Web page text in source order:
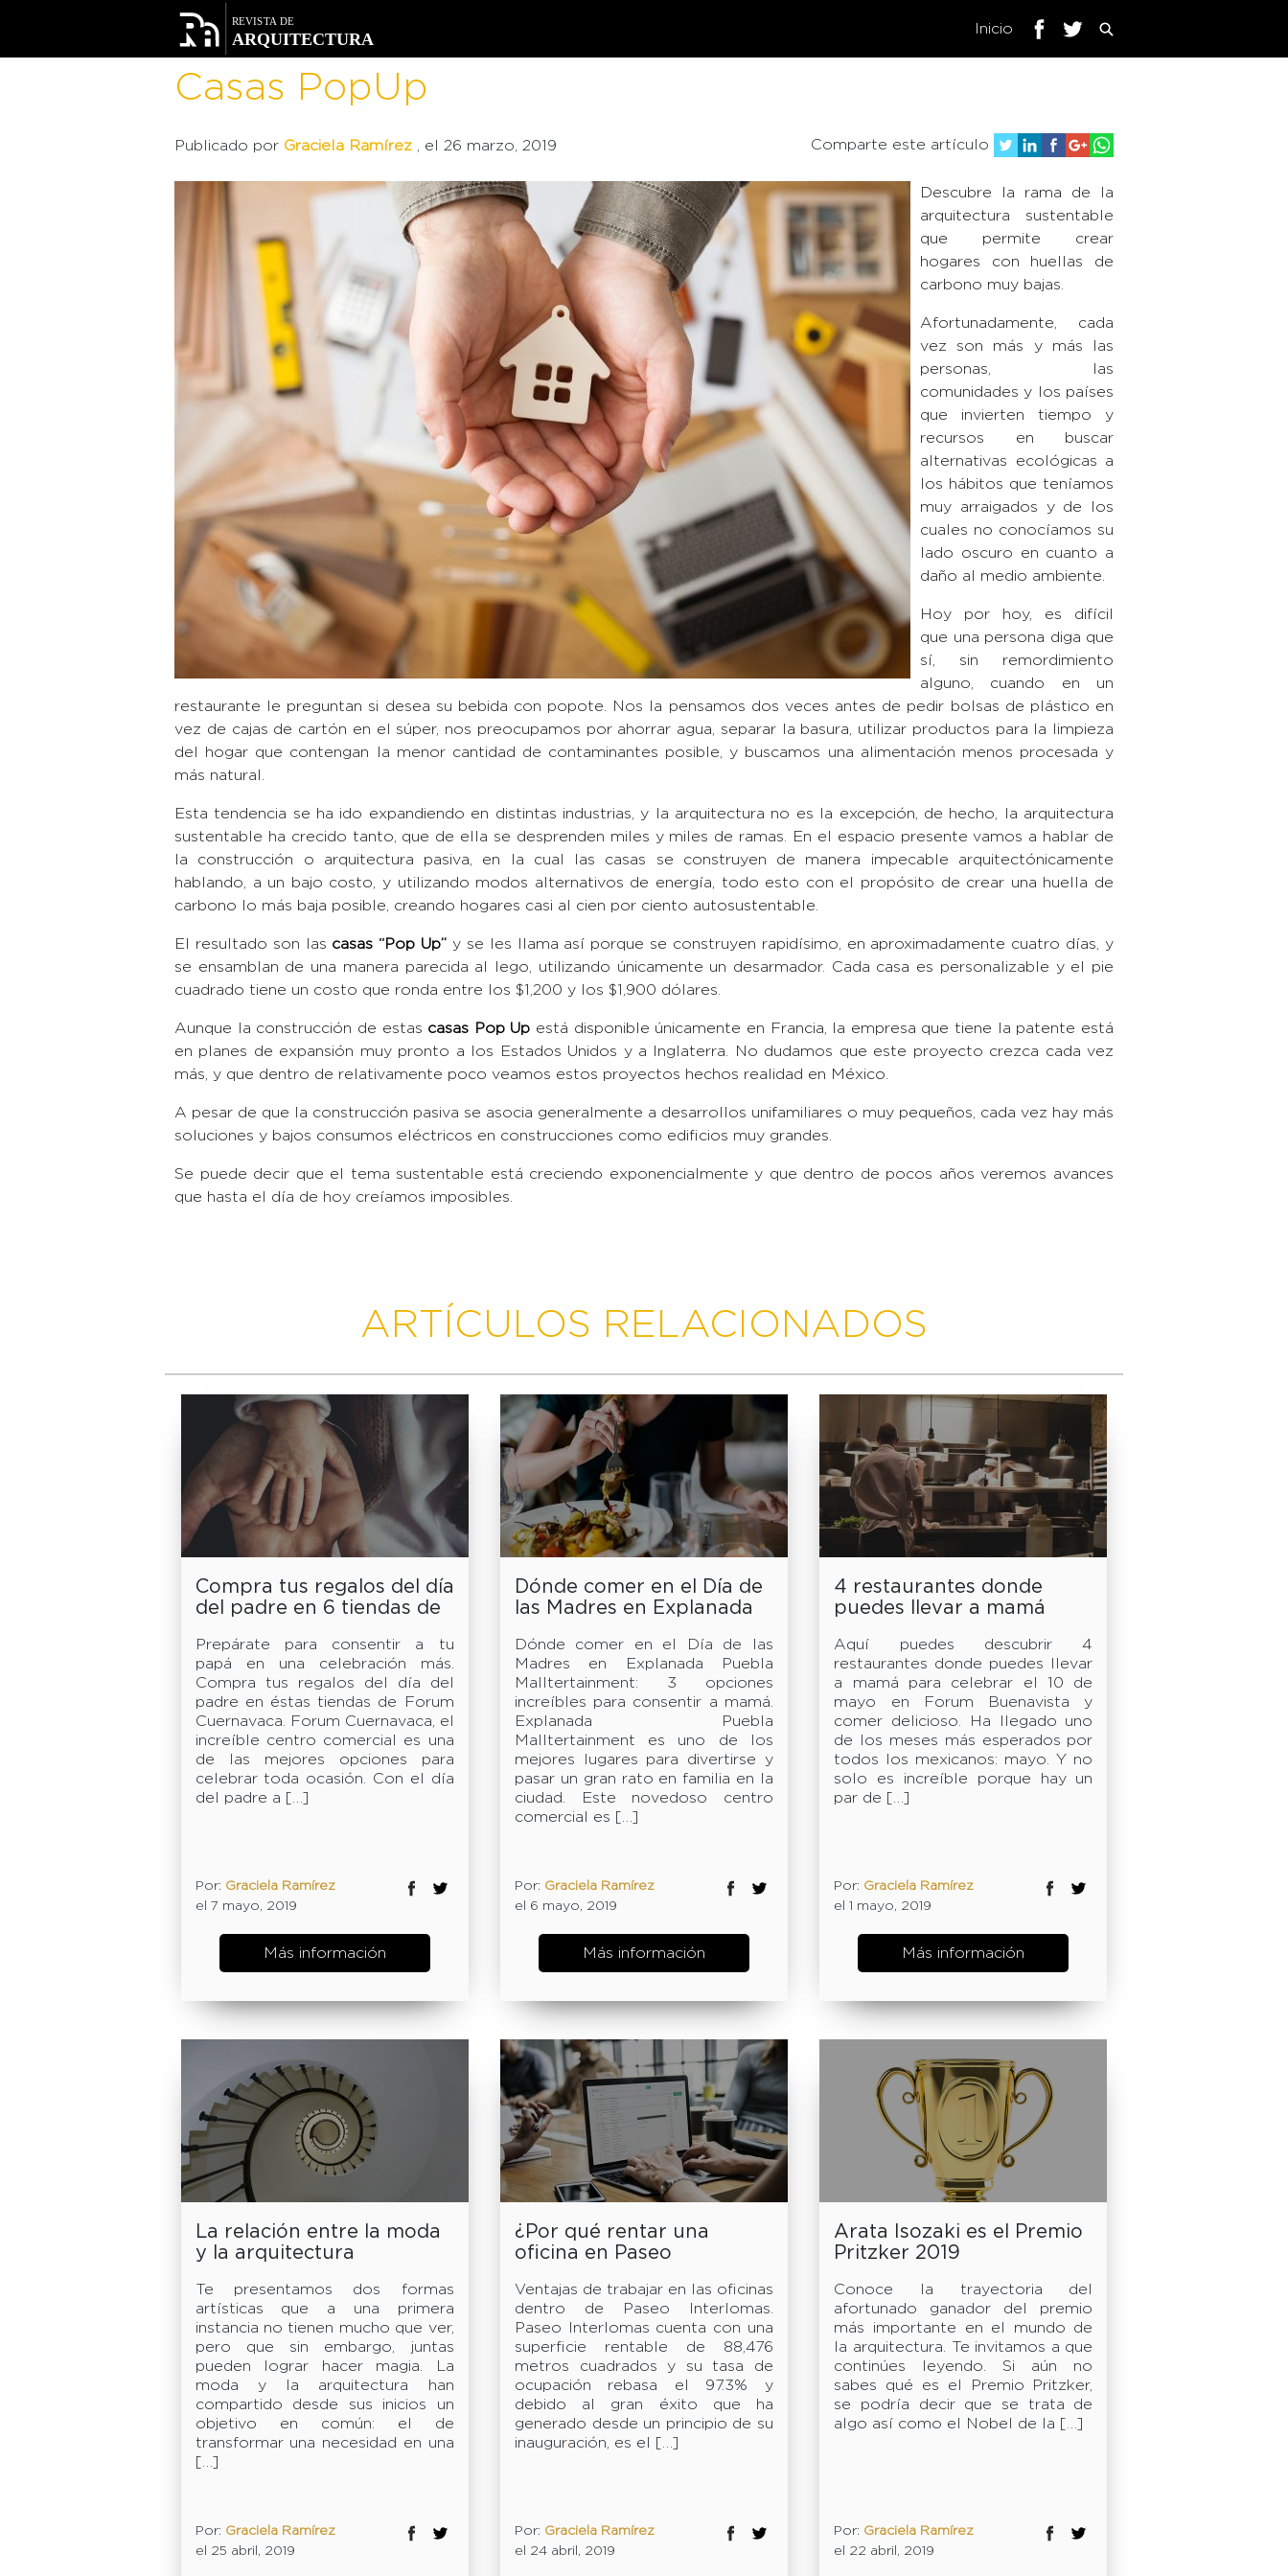
Inicio
Casas PopUp
Publicado por Graciela Ramírez , el 26 marzo, 2019 Comparte este artículo
Descubre la rama de la
arquitectura sustentable
que permite crear
hogares con huellas de
carbono muy bajas.
Afortunadamente, cada
vez son más y más las
personas, las
comunidades y los países
que invierten tiempo y
recursos en buscar
alternativas ecológicas a
los hábitos que teníamos
muy arraigados y de los
cuales no conocíamos su
lado oscuro en cuanto a
daño al medio ambiente.
Hoy por hoy, es difícil
que una persona diga que
sí, sin remordimiento
alguno, cuando en un
restaurante le preguntan si desea su bebida con popote. Nos la pensamos dos veces antes de pedir bolsas de plástico en
vez de cajas de cartón en el súper, nos preocupamos por ahorrar agua, separar la basura, utilizar productos para la limpieza
del hogar que contengan la menor cantidad de contaminantes posible, y buscamos una alimentación menos procesada y
más natural.
Esta tendencia se ha ido expandiendo en distintas industrias, y la arquitectura no es la excepción, de hecho, la arquitectura
sustentable ha crecido tanto, que de ella se desprenden miles y miles de ramas. En el espacio presente vamos a hablar de
la construcción o arquitectura pasiva, en la cual las casas se construyen de manera impecable arquitectónicamente
hablando, a un bajo costo, y utilizando modos alternativos de energía, todo esto con el propósito de crear una huella de
carbono lo más baja posible, creando hogares casi al cien por ciento autosustentable.
El resultado son las casas “Pop Up” y se les llama así porque se construyen rapidísimo, en aproximadamente cuatro días, y
se ensamblan de una manera parecida al lego, utilizando únicamente un desarmador. Cada casa es personalizable y el pie
cuadrado tiene un costo que ronda entre los $1,200 y los $1,900 dólares.
Aunque la construcción de estas casas Pop Up está disponible únicamente en Francia, la empresa que tiene la patente está
en planes de expansión muy pronto a los Estados Unidos y a Inglaterra. No dudamos que este proyecto crezca cada vez
más, y que dentro de relativamente poco veamos estos proyectos hechos realidad en México.
A pesar de que la construcción pasiva se asocia generalmente a desarrollos unifamiliares o muy pequeños, cada vez hay más
soluciones y bajos consumos eléctricos en construcciones como edificios muy grandes.
Se puede decir que el tema sustentable está creciendo exponencialmente y que dentro de pocos años veremos avances
que hasta el día de hoy creíamos imposibles.
ARTÍCULOS RELACIONADOS
Compra tus regalos del día
del padre en 6 tiendas de
Prepárate para consentir a tu
papá en una celebración más.
Compra tus regalos del día del
padre en éstas tiendas de Forum
Cuernavaca. Forum Cuernavaca, el
increíble centro comercial es una
de las mejores opciones para
celebrar toda ocasión. Con el día
del padre a […]
Por: Graciela Ramírez
el 7 mayo, 2019
Más información
Dónde comer en el Día de
las Madres en Explanada
Dónde comer en el Día de las
Madres en Explanada Puebla
Malltertainment: 3 opciones
increíbles para consentir a mamá.
Explanada Puebla
Malltertainment es uno de los
mejores lugares para divertirse y
pasar un gran rato en familia en la
ciudad. Este novedoso centro
comercial es […]
Por: Graciela Ramírez
el 6 mayo, 2019
Más información
4 restaurantes donde
puedes llevar a mamá
mayo Forum Buenavista
Aquí puedes descubrir 4
restaurantes donde puedes llevar
a mamá para celebrar el 10 de
mayo en Forum Buenavista y
comer delicioso. Ha llegado uno
de los meses más esperados por
todos los mexicanos: mayo. Y no
solo es increíble porque hay un
par de […]
Por: Graciela Ramírez
el 1 mayo, 2019
Más información
La relación entre la moda
y la arquitectura
Te presentamos dos formas
artísticas que a una primera
instancia no tienen mucho que ver,
pero que sin embargo, juntas
pueden lograr hacer magia. La
moda y la arquitectura han
compartido desde sus inicios un
objetivo en común: el de
transformar una necesidad en una
[…]
Por: Graciela Ramírez
el 25 abril, 2019
¿Por qué rentar una
oficina en Paseo
Ventajas de trabajar en las oficinas
dentro de Paseo Interlomas.
Paseo Interlomas cuenta con una
superficie rentable de 88,476
metros cuadrados y su tasa de
ocupación rebasa el 97.3% y
debido al gran éxito que ha
generado desde un principio de su
inauguración, es el […]
Por: Graciela Ramírez
el 24 abril, 2019
Arata Isozaki es el Premio
Pritzker 2019
Conoce la trayectoria del
afortunado ganador del premio
más importante en el mundo de
la arquitectura. Te invitamos a que
continúes leyendo. Si aún no
sabes qué es el Premio Pritzker,
se podría decir que se trata de
algo así como el Nobel de la […]
Por: Graciela Ramírez
el 22 abril, 2019